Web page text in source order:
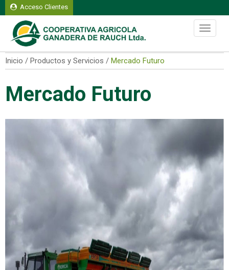
Acceso Clientes
Domingo 09 de agosto del 2026
Toggle
Inicio / Productos y Servicios / Mercado Futuro
Mercado Futuro